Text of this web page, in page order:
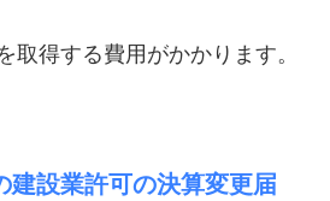
取得する費用がかかります。
建設業許可の決算変更届